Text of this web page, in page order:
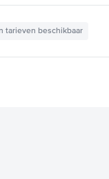
tarieven beschikbaar